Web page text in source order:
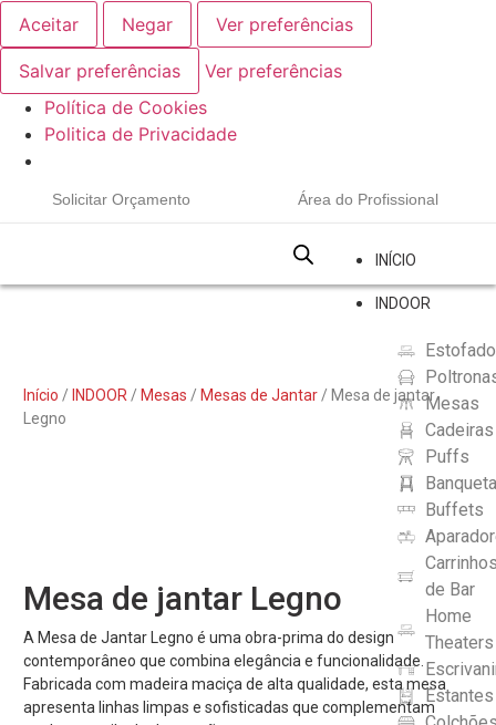
Aceitar
Negar Ver preferências
Salvar preferências
Ver preferências
Política de Cookies
Politica de Privacidade
Solicitar Orçamento Área do Profissional
INÍCIO
INDOOR
Mesas
Cadeiras
Puffs
Buffets
de Bar
Home
Theaters
Estantes
Início / INDOOR / Mesas / Mesas de Jantar / Mesa de jantar
Legno
Mesa de jantar Legno
A Mesa de Jantar Legno é uma obra-prima do design
contemporâneo que combina elegância e funcionalidade.
Fabricada com madeira maciça de alta qualidade, esta mesa
apresenta linhas limpas e sofisticadas que complementam